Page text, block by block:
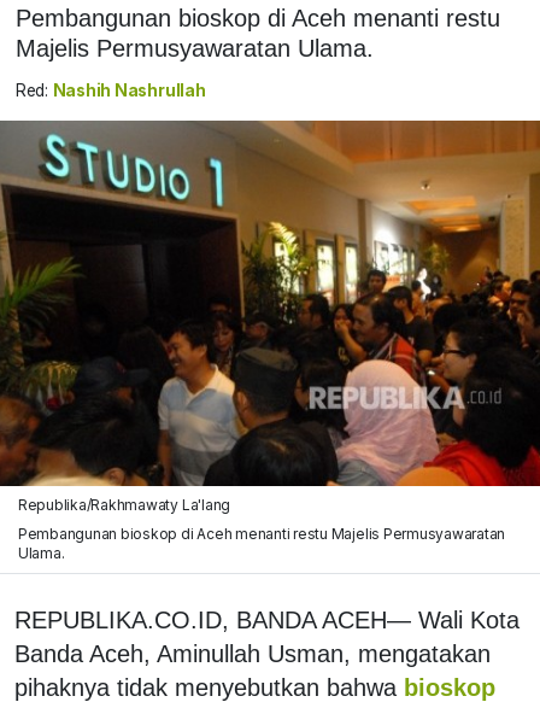
Pembangunan bioskop di Aceh menanti restu
Majelis Permusyawaratan Ulama.
Red: Nashih Nashrullah
Republika/Rakhmawaty La'lang
Pembangunan bioskop di Aceh menanti restu Majelis Permusyawaratan
Ulama.
REPUBLIKA.CO.ID, BANDA ACEH— Wali Kota
Banda Aceh, Aminullah Usman, mengatakan
pihaknya tidak menyebutkan bahwa bioskop